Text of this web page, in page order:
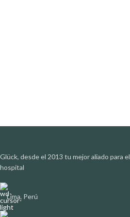
Glück, desde el 2013 tu mejor aliado para el
hospital
Lima, Perú